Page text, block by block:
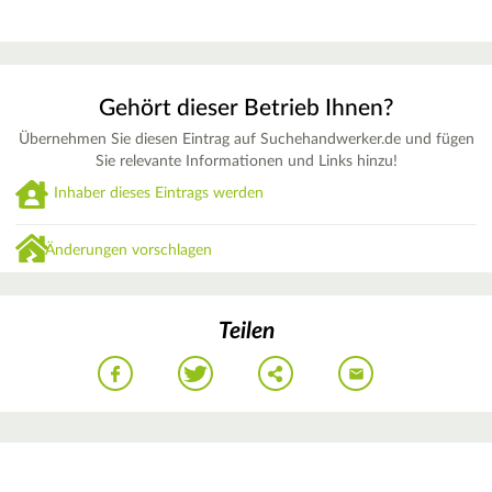
Gehört dieser Betrieb Ihnen?
Übernehmen Sie diesen Eintrag auf Suchehandwerker.de und fügen
Sie relevante Informationen und Links hinzu!
Inhaber dieses Eintrags werden
Änderungen vorschlagen
Teilen